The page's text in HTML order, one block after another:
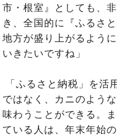
市・根室』としても、
き、全国的に『ふるさ
地方が盛り上がるよう
いきたいですね」
「ふるさと納税」を活
ではなく、カニのよう
味わうことができる。
ている人は、年末年始